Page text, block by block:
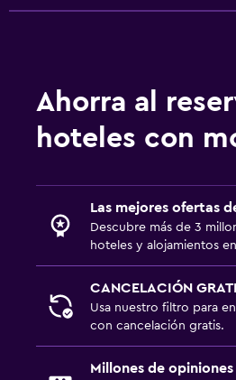
Ahorra al
hoteles con
Las mejores ofertas
Descubre más de 3
hoteles y alojamientos
CANCELACIÓN
Usa nuestro filtro para
con cancelación gratis.
Millones de opiniones